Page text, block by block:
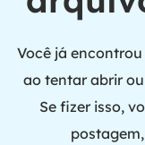
Você já
ao tentar abrir
Se fizer isso,